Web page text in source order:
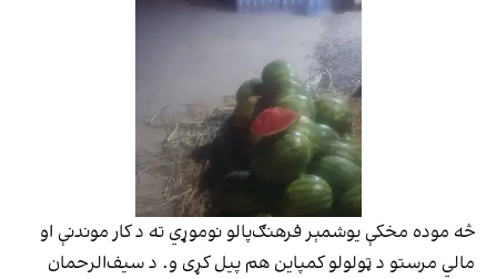
څه موده مخکې یوشمېر فرهنګ‌پالو نوموړي ته د کار موندنې او
مالي مرستو د ټولولو کمپاین هم پيل کړی و. د سیف‌الرحمان